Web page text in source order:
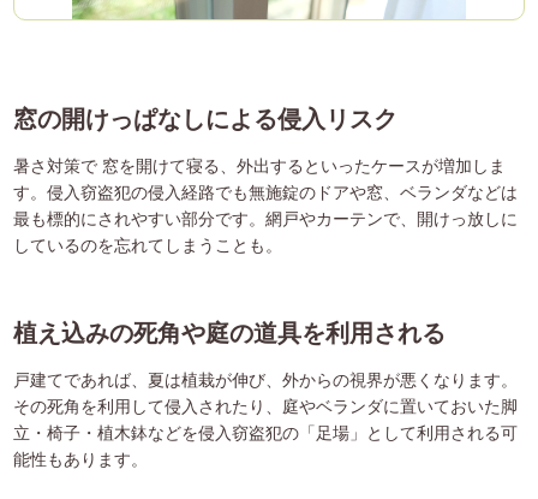
窓の開けっぱなしによる侵入リスク
暑さ対策で 窓を開けて寝る、外出するといったケースが増加しま
す。侵入窃盗犯の侵入経路でも無施錠のドアや窓、ベランダなどは
最も標的にされやすい部分です。網戸やカーテンで、開けっ放しに
しているのを忘れてしまうことも。
植え込みの死角や庭の道具を利用される
戸建てであれば、夏は植栽が伸び、外からの視界が悪くなります。
その死角を利用して侵入されたり、庭やベランダに置いておいた脚
立・椅子・植木鉢などを侵入窃盗犯の「足場」として利用される可
能性もあります。